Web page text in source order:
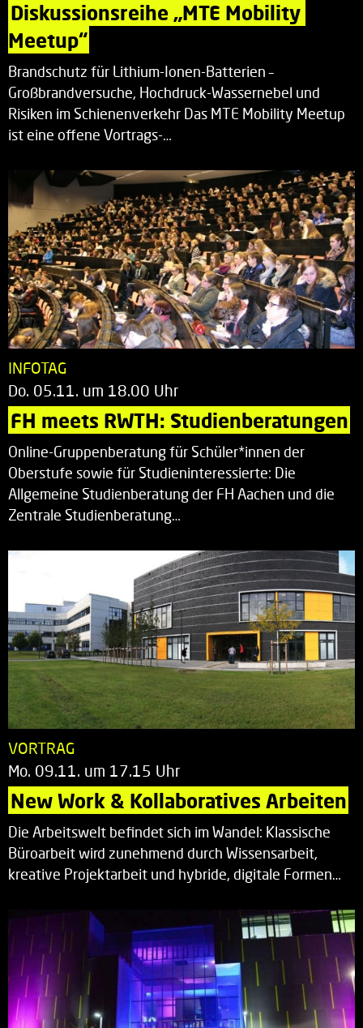
Diskussionsreihe „MTE Mobility
Meetup“
Brandschutz für Lithium-Ionen-Batterien –
Großbrandversuche, Hochdruck-Wassernebel und
Risiken im Schienenverkehr Das MTE Mobility Meetup
ist eine offene Vortrags-…
INFOTAG
Do. 05.11. um 18.00 Uhr
FH meets RWTH: Studienberatungen
Online-Gruppenberatung für Schüler*innen der
Oberstufe sowie für Studieninteressierte: Die
Allgemeine Studienberatung der FH Aachen und die
Zentrale Studienberatung…
VORTRAG
Mo. 09.11. um 17.15 Uhr
New Work & Kollaboratives Arbeiten
Die Arbeitswelt befindet sich im Wandel: Klassische
Büroarbeit wird zunehmend durch Wissensarbeit,
kreative Projektarbeit und hybride, digitale Formen…